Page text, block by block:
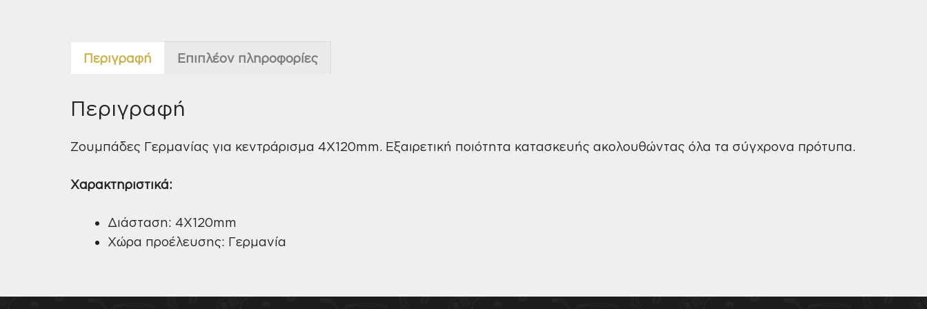
Περιγραφή Επιπλέον πληροφορίες
Περιγραφή
Ζουμπάδες Γερμανίας για κεντράρισμα 4X120mm. Εξαιρετική ποιότητα κατασκευής ακολουθώντας όλα τα σύγχρονα πρότυπα.
Χαρακτηριστικά:
Διάσταση: 4X120mm
Χώρα προέλευσης: Γερμανία